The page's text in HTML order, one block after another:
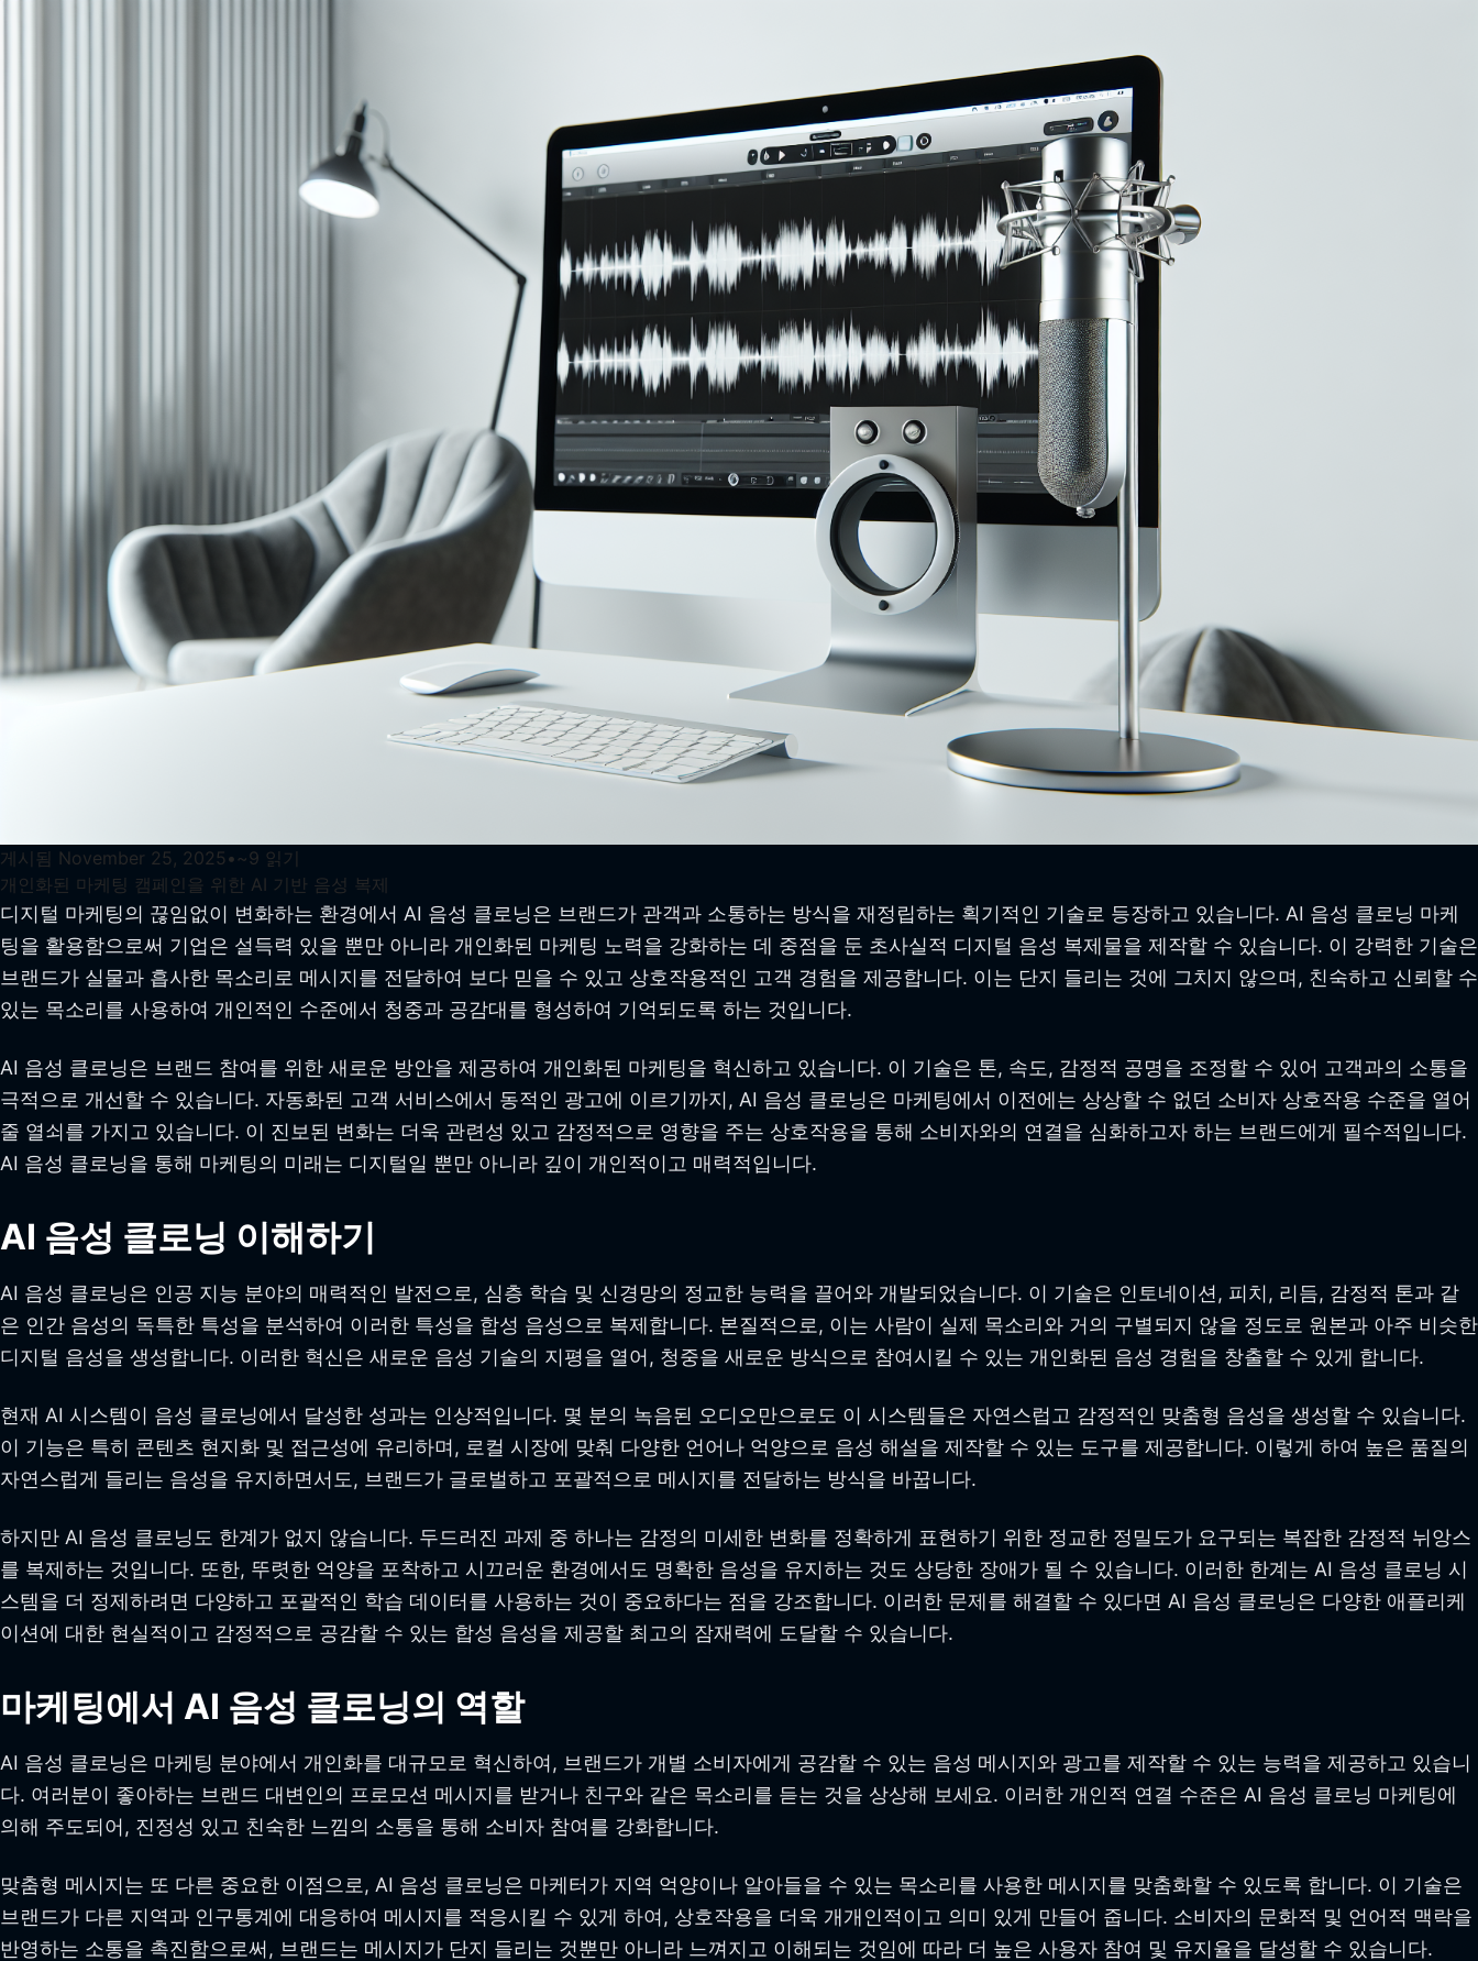
게시됨 November 25, 2025 • ~9 읽기
개인화된 마케팅 캠페인을 위한 AI 기반 음성 복제
디지털 마케팅의 끊임없이 변화하는 환경에서 AI 음성 클로닝은 브랜드가 관객과 소통하는 방식을 재정립하는 획기적인 기술로 등장하고 있습니다. AI 음성 클로닝 마케
팅을 활용함으로써 기업은 설득력 있을 뿐만 아니라 개인화된 마케팅 노력을 강화하는 데 중점을 둔 초사실적 디지털 음성 복제물을 제작할 수 있습니다. 이 강력한 기술은
브랜드가 실물과 흡사한 목소리로 메시지를 전달하여 보다 믿을 수 있고 상호작용적인 고객 경험을 제공합니다. 이는 단지 들리는 것에 그치지 않으며, 친숙하고 신뢰할 수
있는 목소리를 사용하여 개인적인 수준에서 청중과 공감대를 형성하여 기억되도록 하는 것입니다.
AI 음성 클로닝은 브랜드 참여를 위한 새로운 방안을 제공하여 개인화된 마케팅을 혁신하고 있습니다. 이 기술은 톤, 속도, 감정적 공명을 조정할 수 있어 고객과의 소통을
극적으로 개선할 수 있습니다. 자동화된 고객 서비스에서 동적인 광고에 이르기까지, AI 음성 클로닝은 마케팅에서 이전에는 상상할 수 없던 소비자 상호작용 수준을 열어
줄 열쇠를 가지고 있습니다. 이 진보된 변화는 더욱 관련성 있고 감정적으로 영향을 주는 상호작용을 통해 소비자와의 연결을 심화하고자 하는 브랜드에게 필수적입니다.
AI 음성 클로닝을 통해 마케팅의 미래는 디지털일 뿐만 아니라 깊이 개인적이고 매력적입니다.
AI 음성 클로닝 이해하기
AI 음성 클로닝은 인공 지능 분야의 매력적인 발전으로, 심층 학습 및 신경망의 정교한 능력을 끌어와 개발되었습니다. 이 기술은 인토네이션, 피치, 리듬, 감정적 톤과 같
은 인간 음성의 독특한 특성을 분석하여 이러한 특성을 합성 음성으로 복제합니다. 본질적으로, 이는 사람이 실제 목소리와 거의 구별되지 않을 정도로 원본과 아주 비슷한
디지털 음성을 생성합니다. 이러한 혁신은 새로운 음성 기술의 지평을 열어, 청중을 새로운 방식으로 참여시킬 수 있는 개인화된 음성 경험을 창출할 수 있게 합니다.
현재 AI 시스템이 음성 클로닝에서 달성한 성과는 인상적입니다. 몇 분의 녹음된 오디오만으로도 이 시스템들은 자연스럽고 감정적인 맞춤형 음성을 생성할 수 있습니다.
이 기능은 특히 콘텐츠 현지화 및 접근성에 유리하며, 로컬 시장에 맞춰 다양한 언어나 억양으로 음성 해설을 제작할 수 있는 도구를 제공합니다. 이렇게 하여 높은 품질의
자연스럽게 들리는 음성을 유지하면서도, 브랜드가 글로벌하고 포괄적으로 메시지를 전달하는 방식을 바꿉니다.
하지만 AI 음성 클로닝도 한계가 없지 않습니다. 두드러진 과제 중 하나는 감정의 미세한 변화를 정확하게 표현하기 위한 정교한 정밀도가 요구되는 복잡한 감정적 뉘앙스
를 복제하는 것입니다. 또한, 뚜렷한 억양을 포착하고 시끄러운 환경에서도 명확한 음성을 유지하는 것도 상당한 장애가 될 수 있습니다. 이러한 한계는 AI 음성 클로닝 시
스템을 더 정제하려면 다양하고 포괄적인 학습 데이터를 사용하는 것이 중요하다는 점을 강조합니다. 이러한 문제를 해결할 수 있다면 AI 음성 클로닝은 다양한 애플리케
이션에 대한 현실적이고 감정적으로 공감할 수 있는 합성 음성을 제공할 최고의 잠재력에 도달할 수 있습니다.
마케팅에서 AI 음성 클로닝의 역할
AI 음성 클로닝은 마케팅 분야에서 개인화를 대규모로 혁신하여, 브랜드가 개별 소비자에게 공감할 수 있는 음성 메시지와 광고를 제작할 수 있는 능력을 제공하고 있습니
다. 여러분이 좋아하는 브랜드 대변인의 프로모션 메시지를 받거나 친구와 같은 목소리를 듣는 것을 상상해 보세요. 이러한 개인적 연결 수준은 AI 음성 클로닝 마케팅에
의해 주도되어, 진정성 있고 친숙한 느낌의 소통을 통해 소비자 참여를 강화합니다.
맞춤형 메시지는 또 다른 중요한 이점으로, AI 음성 클로닝은 마케터가 지역 억양이나 알아들을 수 있는 목소리를 사용한 메시지를 맞춤화할 수 있도록 합니다. 이 기술은
브랜드가 다른 지역과 인구통계에 대응하여 메시지를 적응시킬 수 있게 하여, 상호작용을 더욱 개개인적이고 의미 있게 만들어 줍니다. 소비자의 문화적 및 언어적 맥락을
반영하는 소통을 촉진함으로써, 브랜드는 메시지가 단지 들리는 것뿐만 아니라 느껴지고 이해되는 것임에 따라 더 높은 사용자 참여 및 유지율을 달성할 수 있습니다.